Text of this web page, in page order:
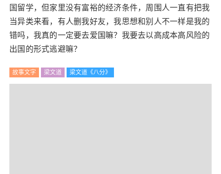
国留学，但家里没有富裕的经济条件，周围人一直有把我
当异类来看，有人删我好友，我思想和别人不一样是我的
错吗，我真的一定要去爱国嘛？我要去以高成本高风险的
出国的形式逃避嘛？
故事文字 梁文道 梁文道《八分》